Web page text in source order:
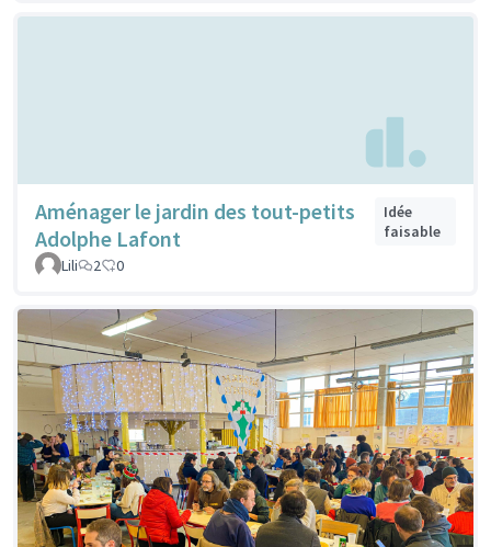
Aménager le jardin des tout-petits
Adolphe Lafont
Idée
faisable
Lili
2 0